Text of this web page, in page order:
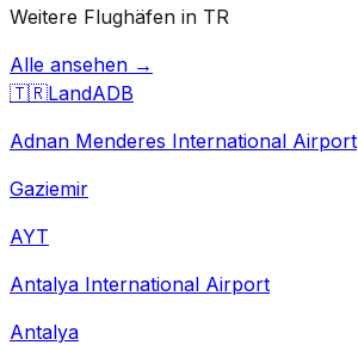
Weitere Flughäfen in TR
Alle ansehen →
🇹🇷LandADB
Adnan Menderes International Airport
Gaziemir
AYT
Antalya International Airport
Antalya